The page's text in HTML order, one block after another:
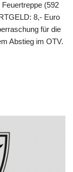
(592
8,- Euro
für die
Abstieg im OTV.